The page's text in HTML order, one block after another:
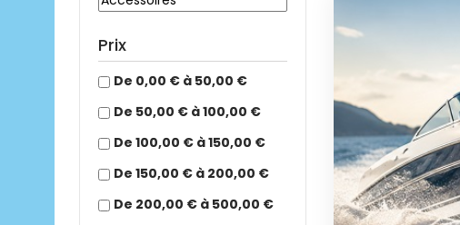
Prix
De 0,00 € à 50,00 €
De 50,00 € à 100,00 €
De 100,00 € à 150,00 €
De 150,00 € à 200,00 €
De 200,00 € à 500,00 €